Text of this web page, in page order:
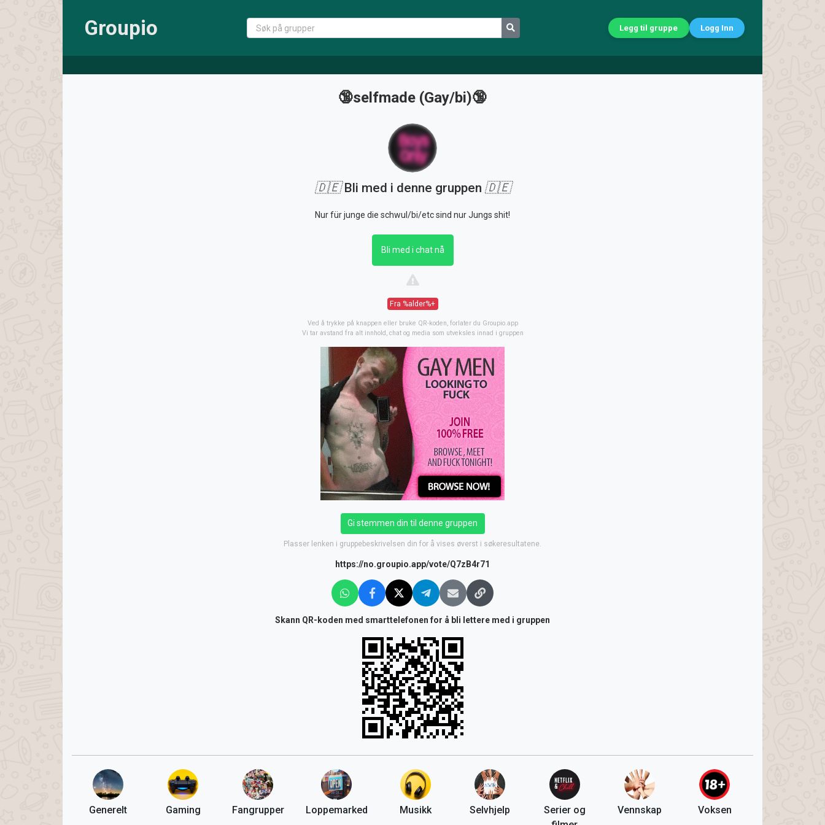
Groupio Legg til gruppe Logg Inn
🔞selfmade (Gay/bi)🔞
🇩🇪Bli med i denne gruppen 🇩🇪
Nur für junge die schwul/bi/etc sind nur Jungs shit!
Bli med i chat nå
Fra %alder%+
Ved å trykke på knappen eller bruke QR-koden, forlater du Groupio.app
Vi tar avstand fra alt innhold, chat og media som utveksles innad i gruppen
Gi stemmen din til denne gruppen
Plasser lenken i gruppebeskrivelsen din for å vises øverst i søkeresultatene.
https://no.groupio.app/vote/Q7zB4r71
Skann QR-koden med smarttelefonen for å bli lettere med i gruppen
Generelt Gaming Fangrupper Loppemarked Musikk Selvhjelp
Serier og
Vennskap Voksen